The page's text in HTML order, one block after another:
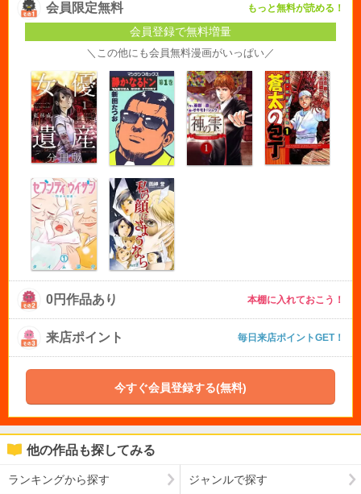
会員限定無料 もっと無料が読める！
会員登録で無料増量
＼この他にも会員無料漫画がいっぱい／
0円作品あり 本棚に入れておこう！
来店ポイント 毎日来店ポイントGET！
今すぐ会員登録する(無料)
他の作品も探してみる
ランキングから探す ジャンルで探す